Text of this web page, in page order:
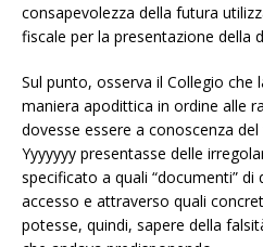
consapevolezza della futura
fiscale per la presentazione della
Sul punto, osserva il Collegio
maniera apodittica in ordine alle
dovesse essere a conoscenza
Yyyyyyy presentasse delle
specificato a quali “documenti” di
accesso e attraverso quali
potesse, quindi, sapere della